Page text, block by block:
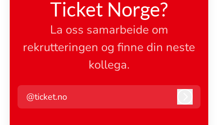
Ticket Norge?
La oss samarbeide om
rekrutteringen og finne din neste
kollega.
@ticket.no